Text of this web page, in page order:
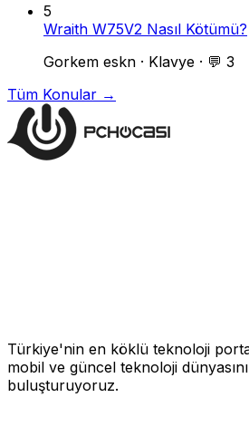
5
Wraith W75V2 Nasıl Kötümü?
Gorkem eskn · Klavye · 💬 3
Tüm Konular →
Türkiye'nin en köklü teknoloji
mobil ve güncel teknoloji
buluşturuyoruz.